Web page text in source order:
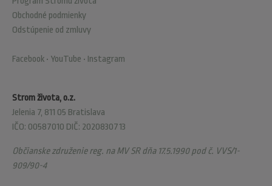
Strom života, o.z.
Jelenia 7, 811 05 Bratislava
IČO: 00587010 DIČ: 2020830713
Občianske združenie reg. na MV SR dňa 17.5.1990 pod č. VVS/1-
909/90-4
Obchodné podmienky
Odstúpenie od zmluvy
Facebook • YouTube • Instagram